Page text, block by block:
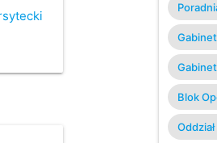
Blok